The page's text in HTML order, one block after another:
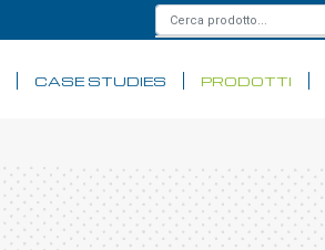
CASE STUDIES PRODOTTI